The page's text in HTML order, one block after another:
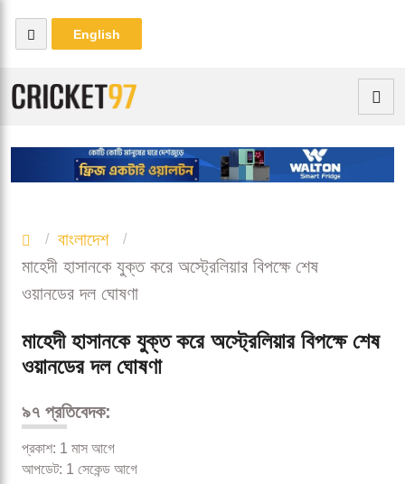
English
বাংলাদেশ
মাহেদী হাসানকে যুক্ত করে অস্ট্রেলিয়ার বিপক্ষে শেষ
ওয়ানডের দল ঘোষণা
মাহেদী হাসানকে যুক্ত করে অস্ট্রেলিয়ার বিপক্ষে শেষ
ওয়ানডের দল ঘোষণা
৯৭ প্রতিবেদক:
প্রকাশ: 1 মাস আগে
আপডেট: 1 সেকেন্ড আগে